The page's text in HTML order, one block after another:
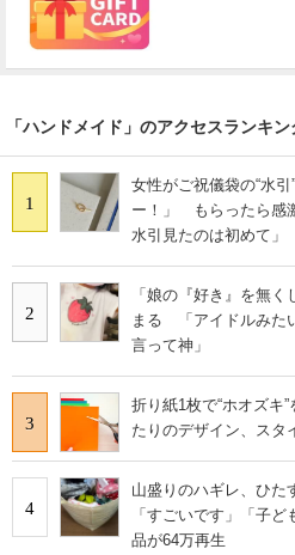
「ハンドメイド」のアクセスランキン
1
女性がご祝儀袋の“水
ー！」 もらったら感
水引見たのは初めて」
2
「娘の『好き』を無
まる 「アイドルみた
言って神」
3
折り紙1枚で“ホオズ
たりのデザイン、スタ
4
山盛りのハギレ、ひ
「すごいです」「子
品が64万再生